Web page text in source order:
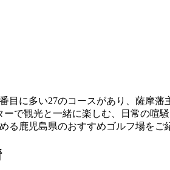
目に多い27のコースがあり、薩摩
で観光と一緒に楽しむ、日常の喧
る鹿児島県のおすすめゴルフ場をご